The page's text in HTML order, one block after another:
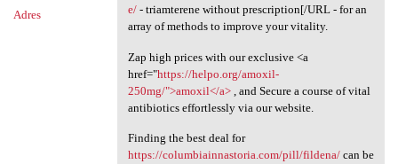
Adres
e/- triamterene without prescription[/URL - for an
array of methods to improve your vitality.
Zap high prices with our exclusive <a
href="https://helpo.org/amoxil-
250mg/">amoxil</a>, and Secure a course of vital
antibiotics effortlessly via our website.
Finding the best deal for
https://columbiainnastoria.com/pill/fildena/can be